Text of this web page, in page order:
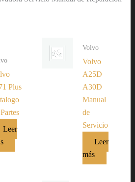
Plus
Leer
Volvo
Volvo
A25D
A30D
Manual
de
Servicio
Leer
más